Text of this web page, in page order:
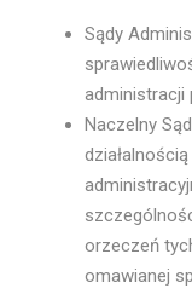
Sądy
administracji
Naczelny
orzeczeń
omawianej